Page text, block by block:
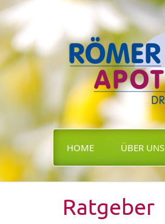
HOME ÜBER UNS
Ratgeber